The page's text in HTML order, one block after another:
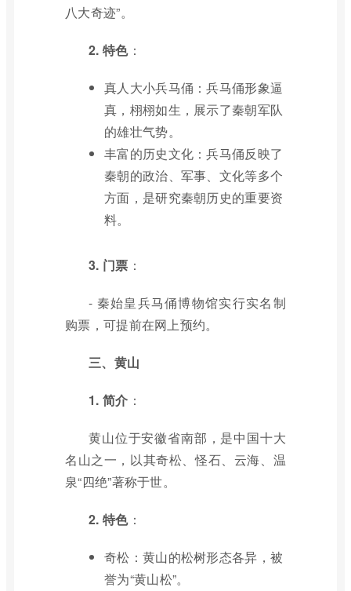
八大奇迹”。
2. 特色：
真人大小兵马俑：兵马俑形象逼
真，栩栩如生，展示了秦朝军队
的雄壮气势。
丰富的历史文化：兵马俑反映了
秦朝的政治、军事、文化等多个
方面，是研究秦朝历史的重要资
料。
3. 门票 ：
- 秦始皇兵马俑博物馆实行实名制
购票，可提前在网上预约。
三、黄山
1. 简介 ：
黄山位于安徽省南部，是中国十大
名山之一，以其奇松、怪石、云海、温
泉“四绝”著称于世。
2. 特色：
奇松：黄山的松树形态各异，被
誉为“黄山松”。